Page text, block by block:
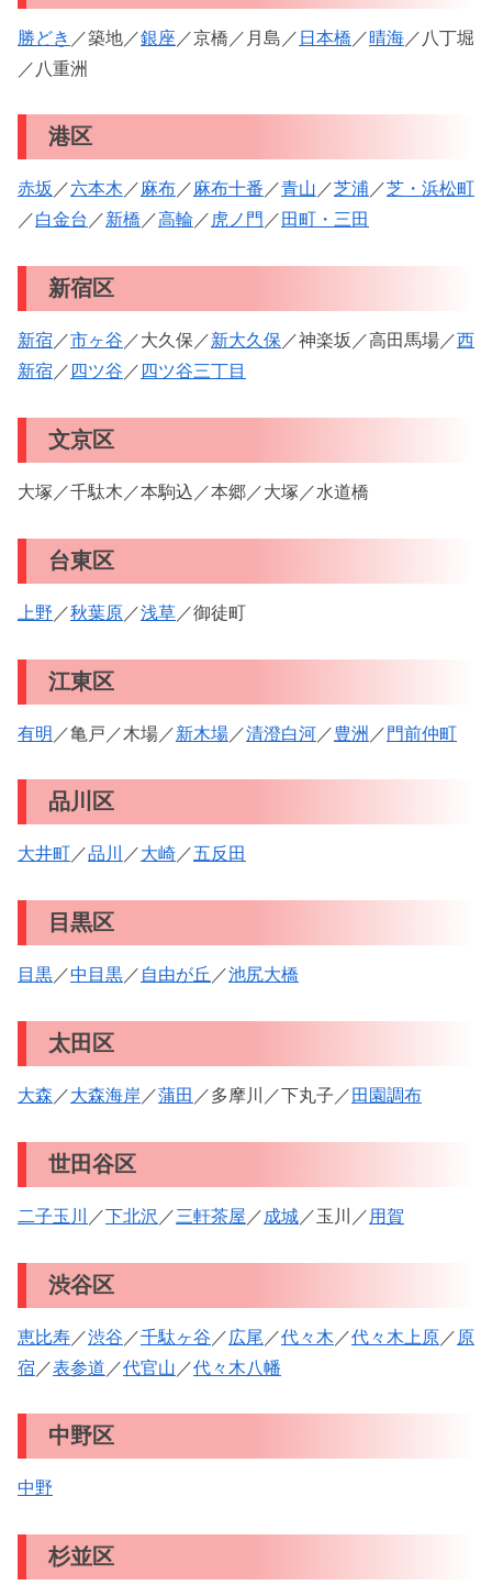
勝どき ／築地／銀座 ／京橋／月島／ 日本橋 ／晴海 ／八丁堀
／八重洲
港区
赤坂 ／六本木 ／麻布／麻布十番 ／青山 ／芝浦 ／芝・浜松町
／白金台 ／新橋 ／高輪 ／ 虎ノ門 ／田町・三田
新宿区
新宿 ／市ヶ谷 ／大久保／新大久保／神楽坂／高田馬場／西
新宿 ／ 四ツ谷 ／ 四ツ谷三丁目
文京区
大塚／千駄木／本駒込／本郷／大塚／水道橋
台東区
上野 ／秋葉原 ／浅草 ／御徒町
江東区
有明 ／亀戸／木場／新木場 ／清澄白河 ／豊洲 ／門前仲町
品川区
大井町／品川 ／大崎／五反田
目黒区
目黒／中目黒／ 自由が丘 ／池尻大橋
太田区
大森 ／大森海岸 ／蒲田 ／多摩川／下丸子／田園調布
世田谷区
二子玉川 ／下北沢 ／三軒茶屋 ／ 成城 ／玉川／ 用賀
渋谷区
恵比寿 ／渋谷 ／千駄ヶ谷 ／ 広尾 ／代々木 ／代々木上原 ／ 原
宿 ／表参道 ／代官山 ／代々木八幡
中野区
中野
杉並区